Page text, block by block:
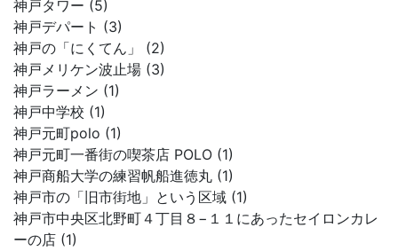
神戸タワー (5)
神戸デパート (3)
神戸の「にくてん」 (2)
神戸メリケン波止場 (3)
神戸ラーメン (1)
神戸中学校 (1)
神戸元町polo (1)
神戸元町一番街の喫茶店 POLO (1)
神戸商船大学の練習帆船進徳丸 (1)
神戸市の「旧市街地」という区域 (1)
神戸市中央区北野町４丁目８−１１にあったセイロンカレ
ーの店 (1)